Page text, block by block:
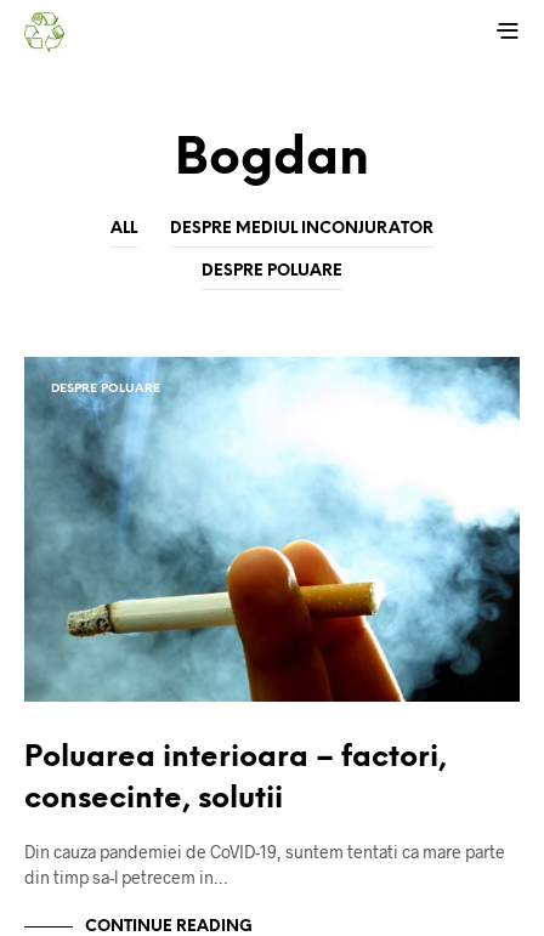
Bogdan
ALL DESPRE MEDIUL INCONJURATOR
DESPRE POLUARE
DESPRE POLUARE
Poluarea interioara – factori,
consecinte, solutii
Din cauza pandemiei de CoVID-19, suntem tentati ca mare parte
din timp sa-l petrecem in…
CONTINUE READING